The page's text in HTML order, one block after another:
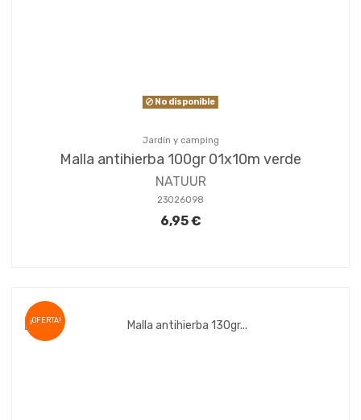
No disponible
Jardín y camping
Malla antihierba 100gr 01x10m verde
NATUUR
23026098
6,95 €
¡OFERTA!